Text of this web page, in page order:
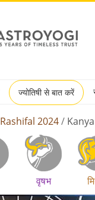
ज्योतिषी से बात करें
Rashifal 2024
वृषभ